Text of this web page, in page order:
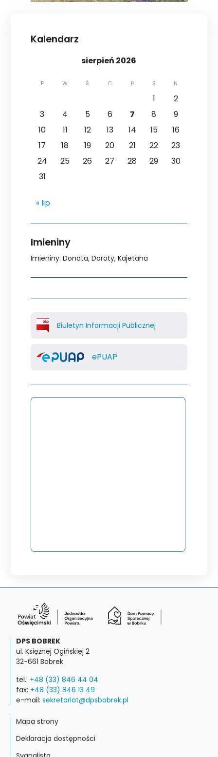
Kalendarz
sierpień 2026
P W Ś C P S N
1
2
3
4 5 6 7 8
9
10
11 12 13 14 15
16
17
18 19 20 21 22
23
24
25 26 27 28 29
30
31
« lip
Imieniny
Imieniny: Donata, Doroty, Kajetana
Biuletyn Informacji Publicznej
ePUAP
DPS BOBREK
ul. Księżnej Ogińskiej 2
32-661 Bobrek
tel.: +48 (33) 846 44 04
fax: +48 (33) 846 13 49
e-mail: sekretariat@dpsbobrek.pl
Mapa strony
Deklaracja dostępności